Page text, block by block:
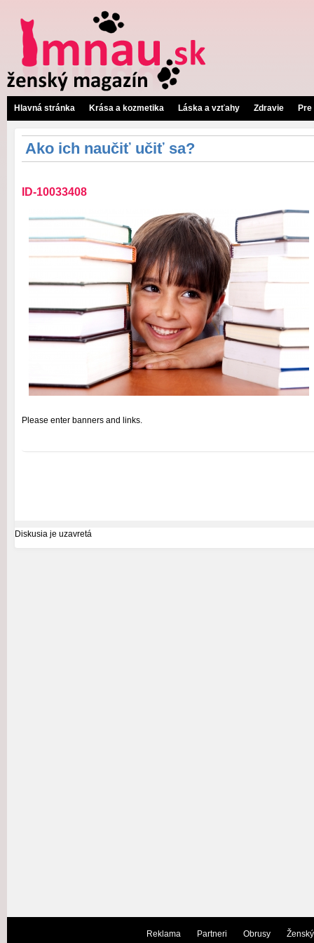
Hlavná stránka Krása a kozmetika Láska a vzťahy Zdravie
Ako ich naučiť učiť sa?
ID-10033408
Please enter banners and links.
Diskusia je uzavretá
Reklama Partneri Obrusy